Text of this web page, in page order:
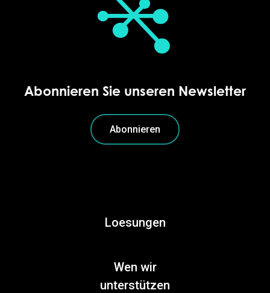
Abonnieren Sie unseren Newsletter
Abonnieren
Loesungen
Wen wir
unterstützen